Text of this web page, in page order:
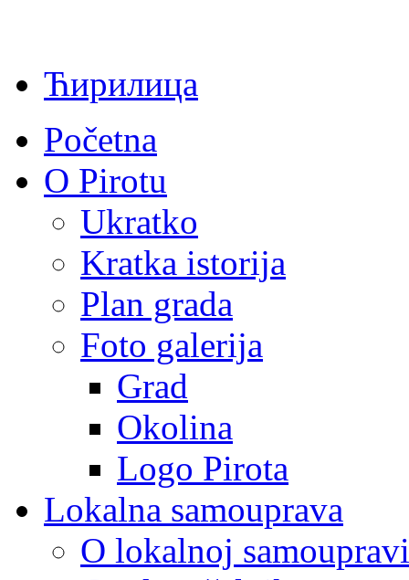
Ћирилица
Početna
O Pirotu
Ukratko
Kratka istorija
Plan grada
Foto galerija
Grad
Okolina
Logo Pirota
Lokalna samouprava
O lokalnoj samoupravi